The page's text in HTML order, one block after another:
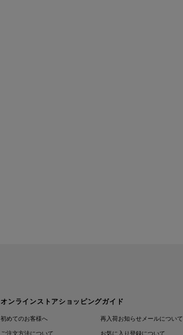
オンラインストアショッピングガイド
初めてのお客様へ 再入荷お知らせメールについて